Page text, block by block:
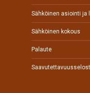
Sähköinen asiointi ja
Sähköinen kokous
Palaute